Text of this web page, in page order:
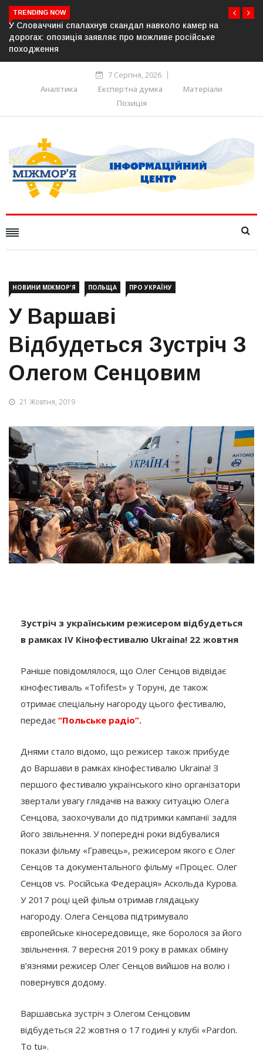
TRENDING NOW
камер на
У Молдові готують план дій на випадок
постачання газу до Придністров’я
7 Серпня, 2026
Аналітика
Експертна думка
Матеріали
Позиція
НОВИНИ МІЖМОР'Я ПОЛЬЩА ПРО УКРАЇНУ
У Варшаві
Відбудеться Зустріч З
Олегом Сенцовим
21 Жовтня, 2019
Зустріч з українським режисером відбудеться
в рамках IV Кінофестивалю Ukraina! 22 жовтня
Раніше повідомлялося, що Олег Сенцов відвідає
кінофестиваль «Tofifest» у Торуні, де також
отримає спеціальну нагороду цього фестивалю,
передає “Польське радіо”.
Днями стало відомо, що режисер також прибуде
до Варшави в рамках кінофестивалю Ukraina! З
першого фестивалю українського кіно організатори
звертали увагу глядачів на важку ситуацію Олега
Сенцова, заохочували до підтримки кампанії задля
його звільнення. У попередні роки відбувалися
покази фільму «Гравець», режисером якого є Олег
Сенцов та документального фільму «Процес. Олег
Сенцов vs. Російська Федерація» Аскольда Курова.
У 2017 році цей фільм отримав глядацьку
нагороду. Олега Сенцова підтримувало
європейське кіносередовище, яке боролося за його
звільнення. 7 вересня 2019 року в рамках обміну
в’язнями режисер Олег Сенцов вийшов на волю і
повернувся додому.
Варшавська зустріч з Олегом Сенцовим
відбудеться 22 жовтня о 17 годині у клубі «Pardon.
To tu».